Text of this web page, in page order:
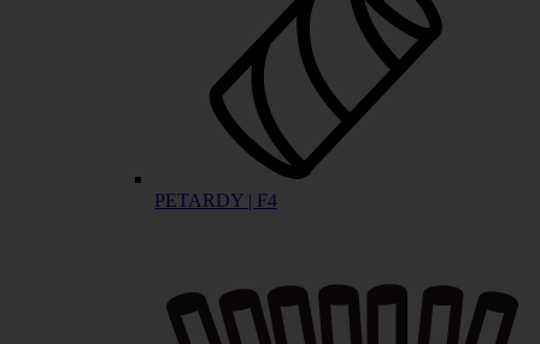
PETARDY | F4